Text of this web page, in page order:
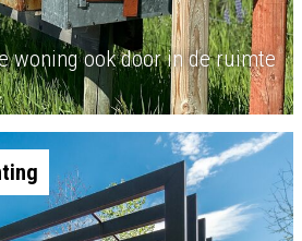
woning ook door in de ruimte